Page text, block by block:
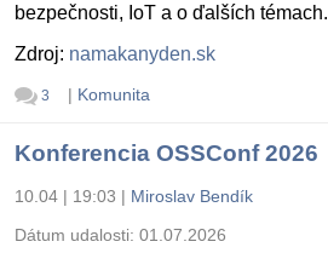
bezpečnosti, IoT a o ďalších témach.
Zdroj: namakanyden.sk
3 | Komunita
Konferencia OSSConf 2026
10.04 | 19:03 | Miroslav Bendík
Dátum udalosti: 01.07.2026